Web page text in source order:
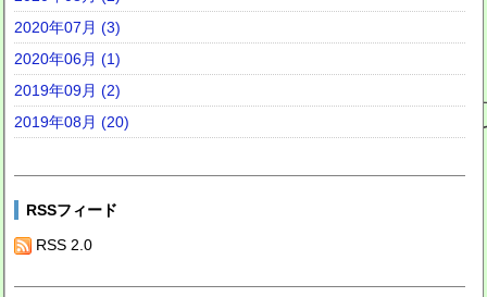
2020年07月 (3)
2020年06月 (1)
2019年09月 (2)
2019年08月 (20)
RSSフィード
RSS 2.0